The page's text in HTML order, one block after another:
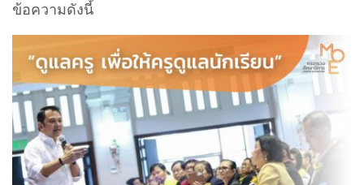
ข้อความดังนี้